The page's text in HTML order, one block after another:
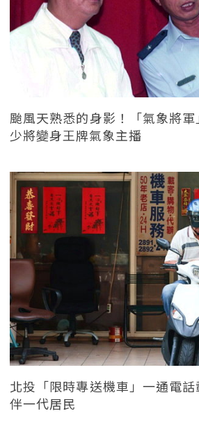
颱風天熟悉的身影！「氣象將
少將變身王牌氣象主播
北投「限時專送機車」一通電
伴一代居民